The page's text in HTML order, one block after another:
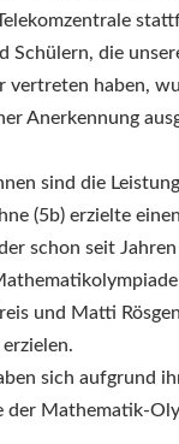
Schülern, die
vertreten haben,
Anerkennung
sind die
(5b) erzielte
schon seit
und Matti
sich aufgrund
der Mathematik-